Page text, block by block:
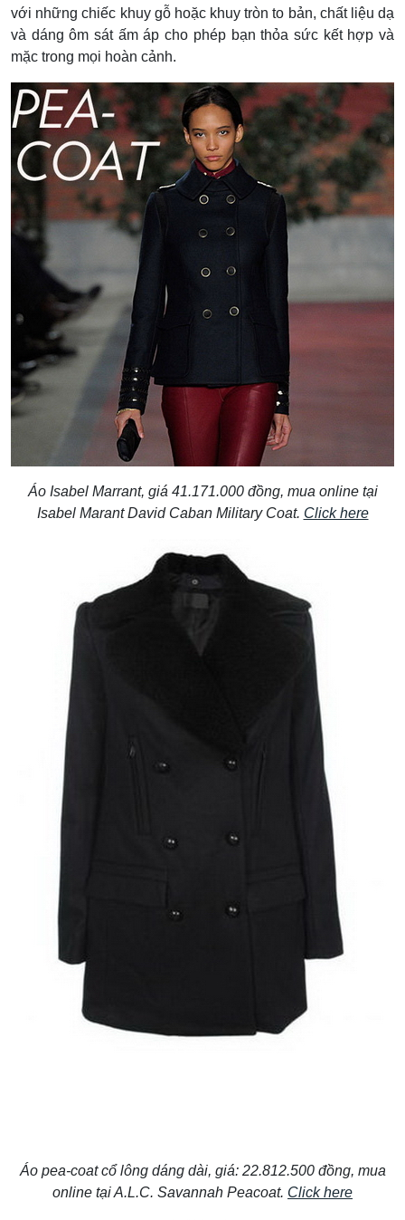
với những chiếc khuy gỗ hoặc khuy tròn to bản, chất liệu dạ
và dáng ôm sát ấm áp cho phép bạn thỏa sức kết hợp và
mặc trong mọi hoàn cảnh.
Áo Isabel Marrant, giá 41.171.000 đồng, mua online tại
Isabel Marant David Caban Military Coat. Click here
Áo pea-coat cổ lông dáng dài, giá: 22.812.500 đồng, mua
online tại A.L.C. Savannah Peacoat. Click here